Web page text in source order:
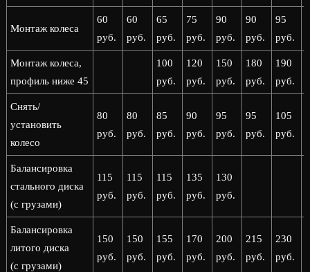
Монтаж колеса
60
руб.
60
руб.
65
руб.
75
руб.
90
руб.
90
руб.
95
руб.
Монтаж колеса,
профиль ниже 45
100
руб.
120
руб.
150
руб.
180
руб.
190
руб.
Снять/
установить
колесо
80
руб.
80
руб.
85
руб.
90
руб.
95
руб.
95
руб.
105
руб.
Балансировка
стального диска
(с грузами)
115
руб.
115
руб.
115
руб.
135
руб.
130
руб.
Балансировка
литого диска
(с грузами)
150
руб.
150
руб.
155
руб.
170
руб.
200
руб.
215
руб.
230
руб.